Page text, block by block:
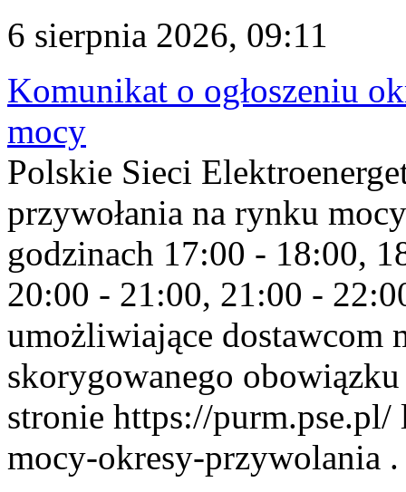
6 sierpnia 2026, 09:11
Komunikat o ogłoszeniu
mocy
Polskie Sieci
przywołania na rynku
godzinach 17:00 - 18:00,
20:00 - 21:00, 21:00 -
umożliwiające dostawcom
skorygowanego
stronie https://
mocy-okresy-przywolania